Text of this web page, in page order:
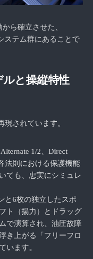
ら確立させた、
ステム群にあることで
と操縦特性
されています。
1/2、Direct
法則における保護機能
ても、忠実にシミュレ
と6枚の独立したスポ
ト（揚力）とドラッグ
で演算され、油圧故障
き上がる「フリーフロ
います。